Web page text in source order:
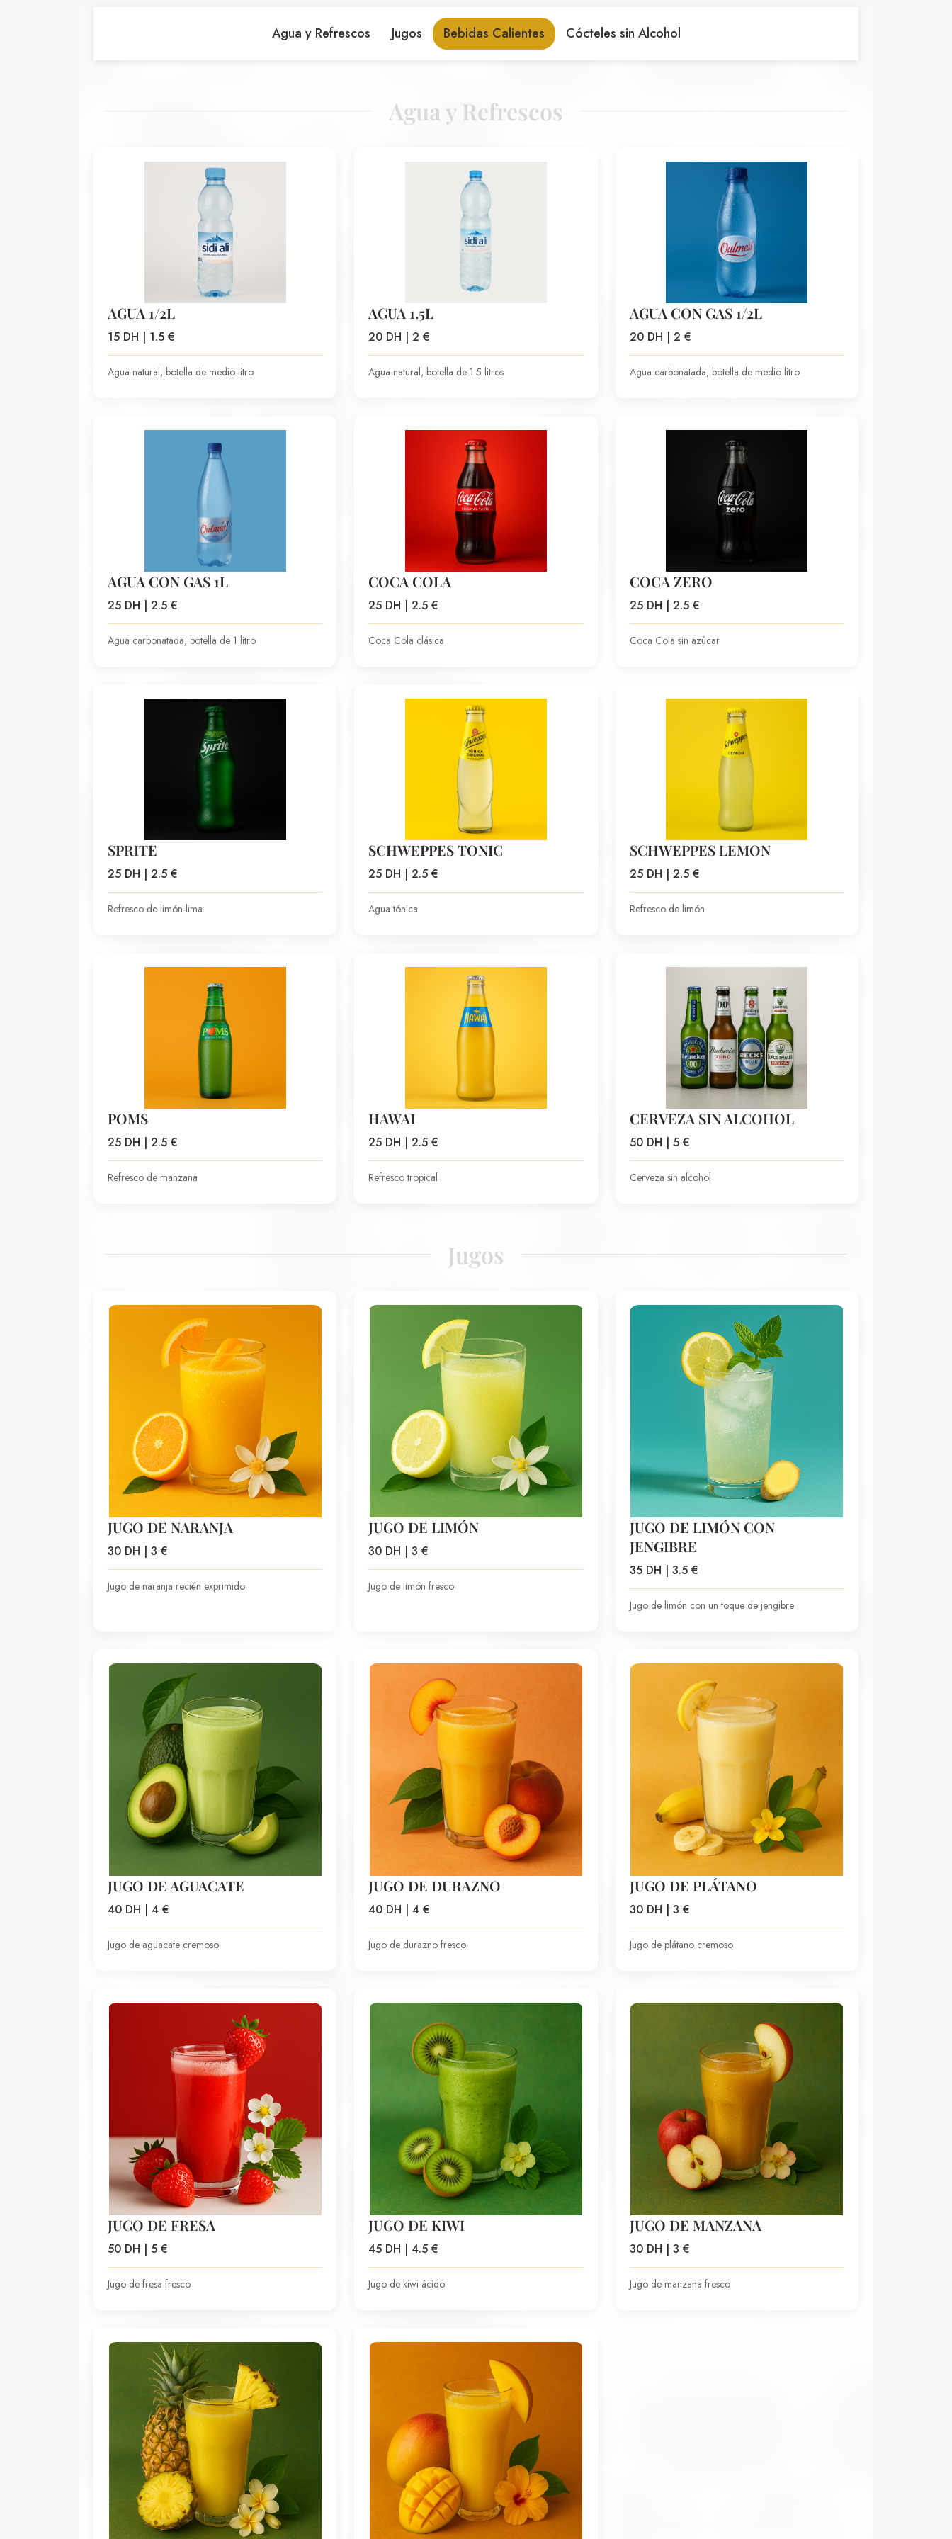
Agua y Refrescos Jugos Bebidas Calientes Cócteles sin Alcohol
Agua y Refrescos
AGUA 1/2L
15 DH | 1.5 €
Agua natural, botella de medio litro
AGUA 1.5L
20 DH | 2 €
Agua natural, botella de 1.5 litros
AGUA CON GAS 1/2L
20 DH | 2 €
Agua carbonatada, botella de medio litro
AGUA CON GAS 1L
25 DH | 2.5 €
Agua carbonatada, botella de 1 litro
COCA COLA
25 DH | 2.5 €
Coca Cola clásica
COCA ZERO
25 DH | 2.5 €
Coca Cola sin azúcar
SPRITE
25 DH | 2.5 €
Refresco de limón-lima
SCHWEPPES TONIC
25 DH | 2.5 €
Agua tónica
SCHWEPPES LEMON
25 DH | 2.5 €
Refresco de limón
POMS
25 DH | 2.5 €
Refresco de manzana
HAWAI
25 DH | 2.5 €
Refresco tropical
CERVEZA SIN ALCOHOL
50 DH | 5 €
Cerveza sin alcohol
Jugos
JUGO DE NARANJA
30 DH | 3 €
Jugo de naranja recién exprimido
JUGO DE LIMÓN
30 DH | 3 €
Jugo de limón fresco
JUGO DE LIMÓN CON
JENGIBRE
35 DH | 3.5 €
Jugo de limón con un toque de jengibre
JUGO DE AGUACATE
40 DH | 4 €
Jugo de aguacate cremoso
JUGO DE DURAZNO
40 DH | 4 €
Jugo de durazno fresco
JUGO DE PLÁTANO
30 DH | 3 €
Jugo de plátano cremoso
JUGO DE FRESA
50 DH | 5 €
Jugo de fresa fresco
JUGO DE KIWI
45 DH | 4.5 €
Jugo de kiwi ácido
JUGO DE MANZANA
30 DH | 3 €
Jugo de manzana fresco